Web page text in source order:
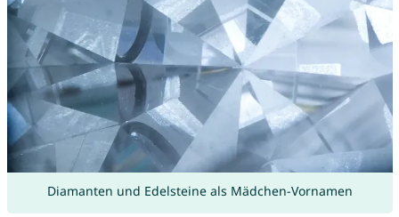
Diamanten und Edelsteine als Mädchen-Vornamen